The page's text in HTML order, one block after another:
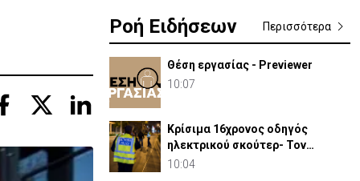
Ροή Ειδήσεων Περισσότερα
Θέση εργασίας - Previewer
10:07
Κρίσιμα 16χρονος οδηγός
ηλεκτρικού σκούτερ- Τον
παρέσυρε μεθυσμένος οδηγός
10:04